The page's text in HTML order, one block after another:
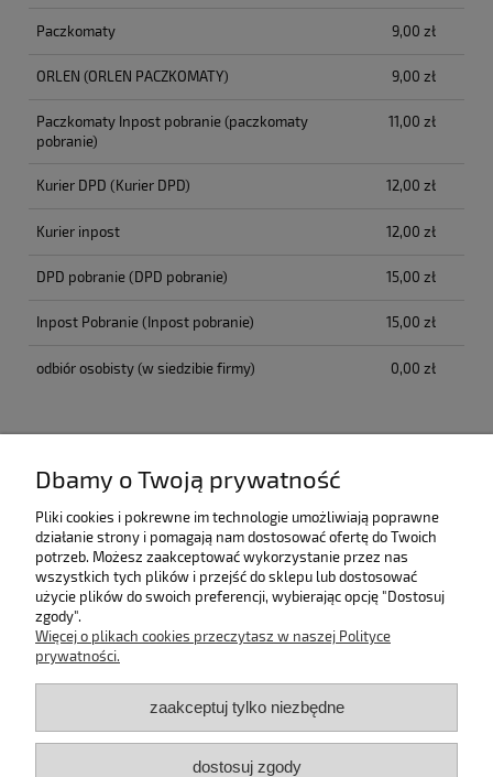
Paczkomaty 9,00 zł
ORLEN (ORLEN PACZKOMATY) 9,00 zł
Paczkomaty Inpost pobranie(paczkomaty
pobranie)
11,00 zł
Kurier DPD (Kurier DPD) 12,00 zł
Kurier inpost 12,00 zł
DPD pobranie(DPD pobranie) 15,00 zł
Inpost Pobranie(Inpost pobranie) 15,00 zł
odbiór osobisty(w siedzibie firmy) 0,00 zł
Opinie o produkcie (0)
Pomoc
Bestsellery
Informacje
Dbamy o Twoją prywatność
Pliki cookies i pokrewne im technologie umożliwiają poprawne
działanie strony i pomagają nam dostosować ofertę do Twoich
potrzeb. Możesz zaakceptować wykorzystanie przez nas
wszystkich tych plików i przejść do sklepu lub dostosować
użycie plików do swoich preferencji, wybierając opcję "Dostosuj
zgody".
Więcej o plikach cookies przeczytasz w naszej Polityce
prywatności.
zaakceptuj tylko niezbędne
dostosuj zgody